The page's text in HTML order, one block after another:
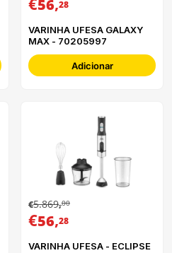
56 28
VARINHA UFESA GALAXY
MAX - 70205997
Adicionar
€5.869,00
€56,28
VARINHA UFESA - ECLIPSE